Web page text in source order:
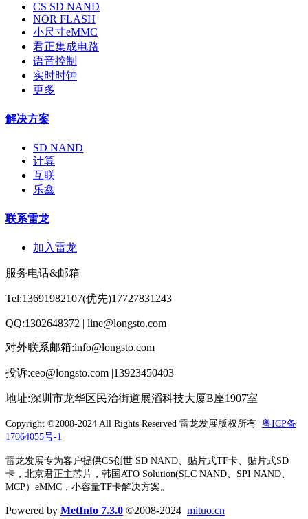
CS SD NAND
NOR FLASH
小尺寸eMMC
君正集成电路
语音控制
实时时钟
更多
解决方案
SD NAND
计算
互联
乐鑫
联系雷龙
加入雷龙
服务电话&邮箱
Tel:13691982107(优先)17727831243
QQ:1302648372 | line@longsto.com
对外联系邮箱:info@longsto.com
投诉:ceo@longsto.com |13923450403
地址:深圳市龙华区民治街道展滔科技大厦B座1907室
Copyright ©2008-2024 All Rights Reserved 雷龙发展版权所有 粤ICP备
17064055号-1
雷龙发展专为客户提供CS创世 SD NAND、贴片式TF卡、贴片式SD
卡，北京君正主芯片，韩国ATO Solution(SLC NAND、SPI NAND、
MCP）eMMC，小容量TF卡解决方案。
Powered by MetInfo 7.3.0 ©2008-2024 mituo.cn